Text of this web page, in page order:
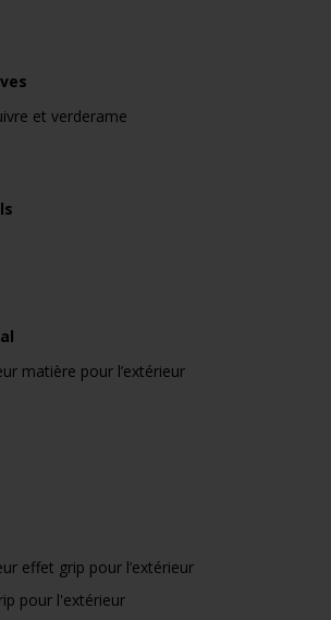
et verderame
matière pour l’extérieur
effet grip pour l’extérieur
pour l'extérieur